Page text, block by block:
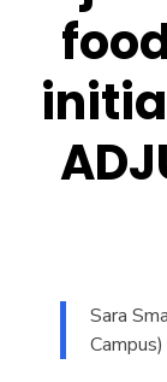
Sara
Campus)